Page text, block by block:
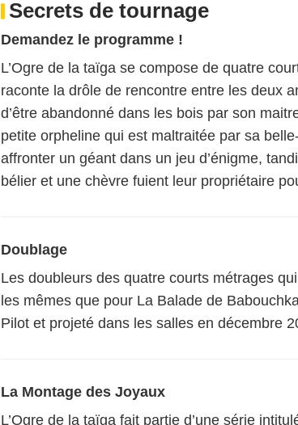
Secrets de tournage
Demandez le programme !
L’Ogre de la taïga se compose de quatre
raconte la drôle de rencontre entre les deux
d’être abandonné dans les bois par son
petite orpheline qui est maltraitée par sa
affronter un géant dans un jeu d’énigme,
bélier et une chèvre fuient leur propriétaire
Doublage
Les doubleurs des quatre courts métrages
les mêmes que pour La Balade de
Pilot et projeté dans les salles en décembre
La Montage des Joyaux
L’Ogre de la taïga fait partie d’une série